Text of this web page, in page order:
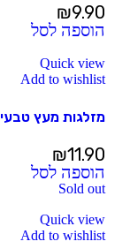
₪9.90
הוספה לסל
Quick view
Add to wishlist
מזלגות מעץ טבעי 25 יח’
₪11.90
הוספה לסל
Sold out
Quick view
Add to wishlist